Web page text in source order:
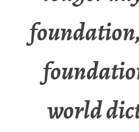
world